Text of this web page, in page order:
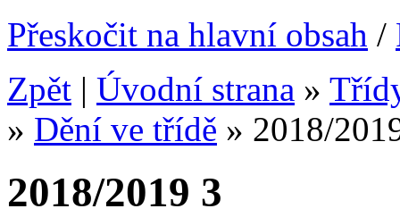
Přeskočit na hlavní obsah /
Zpět | Úvodní strana »
» Dění ve třídě » 2018/
2018/2019 3